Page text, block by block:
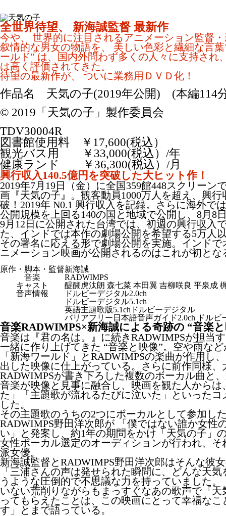
全世界待望、 新海誠監督 最新作
今や、 世界的に注目されるアニメーション監督
叙情的な男女の物語を、 美しい色彩と繊細な言
ールド” は、国内外問わず多くの人々に支持され
は高く評価されてきた。
待望の最新作が、 ついに業務用ＤＶＤ化！
作品名 天気の子(2019年公開) (本編114
© 2019「天気の子」製作委員会
TDV30004R
図書館使用料 ￥17,600(税込）
観光バス用 ￥33,000(税込）/年
健康ランド ￥36,300(税込）/月
興行収入140.5億円を突破した大ヒット作！
2019年7月19日（金）に全国359館448スクリーン
画『天気の子』。観客動員1000万人を超え、興行
破！2019年 N0.1 興行収入を記録。さらに海外で
公開規模を上回る140の国と地域で公開し、8月8
9月12日に公開された台湾では、初週の興行収入
た、インドでは本作の劇場公開を希望する5万人
その署名に応える形で劇場公開を実施。インド
ニメーション映画が公開されるのはこれが初とな
原作・脚本・監督新海誠
音楽
RADWIMPS
キャスト
醍醐虎汰朗 森七菜 本田翼 吉柳咲良 平泉成
音声情報
ドルビーデジタル2.0ch
ドルビーデジタル5.1ch
英語主題歌版5.1chドルビーデジタル
バリアフリー日本語音声ガイド2.0ch ドルビ
音楽RADWIMPS×新海誠による奇跡の “音楽
音楽は『君の名は。』に続きRADWIMPSが担当
一緒に作り上げてきた “音楽と映像”。空や雨な
「新海ワールド」とRADWIMPSの楽曲が作用し
出した映像に仕上がっている。さらに前作同様、
RADWIMPSが書き下ろした複数のボーカル曲と
音楽が映像と見事に融合し、映画を観た人からは
た」「主題歌が流れるたびに泣いた」といったコ
した。
その主題歌のうちの2つにボーカルとして参加し
RADWIMPS野田洋次郎が 「僕ではない誰か女性
い」と発案し、約1年の期問をかけ「天気の子」
女性ボーカル選定のオーディションが行われ、そ
派女優。
新海誠監督とRADWIMPS野田洋次郎はそんな彼
「三浦さんの声は発せられた瞬問に、どんな天
うような圧倒的で不思議な力を持っていました
いない荒削りながらもまっすぐなあの歌声で『
ってもらえたことは、この映画にとって幸福な
す」とまで語っている。